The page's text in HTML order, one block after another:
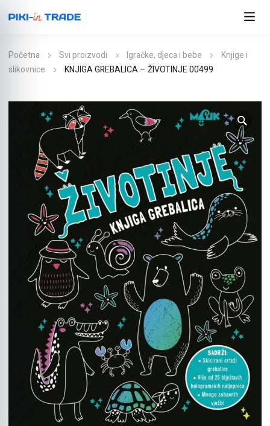
Početna Svi proizvodi Igračke, djeca i bebe
Knjige i
slikovnice
KNJIGA GREBALICA – ŽIVOTINJE 00499